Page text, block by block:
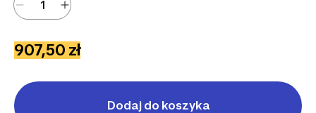
907,50 zł
Dodaj do koszyka